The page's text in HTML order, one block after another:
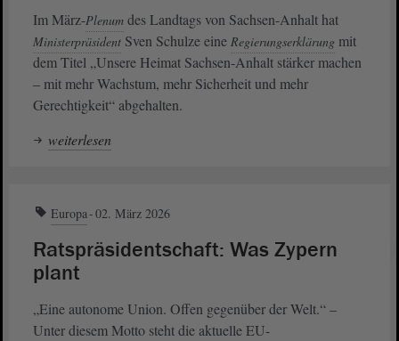
Im März-Plenum des Landtags von Sachsen-Anhalt hat
Ministerpräsident Sven Schulze eine Regierungserklärung mit
dem Titel „Unsere Heimat Sachsen-Anhalt stärker machen
‒ mit mehr Wachstum, mehr Sicherheit und mehr
Gerechtigkeit“ abgehalten.
weiterlesen
Europa 02. März 2026
Ratspräsidentschaft: Was Zypern
plant
„Eine autonome Union. Offen gegenüber der Welt.“ –
Unter diesem Motto steht die aktuelle EU-